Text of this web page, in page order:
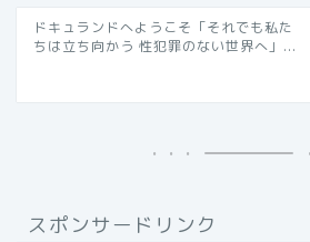
ドキュランドへようこそ「それでも私た
ちは立ち向かう 性犯罪のない世界へ」...
スポンサードリンク